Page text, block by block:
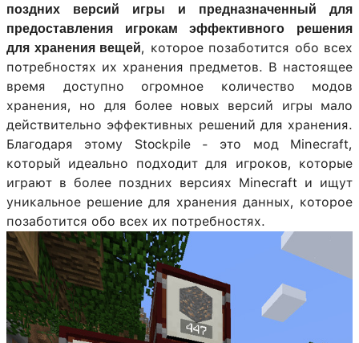
поздних версий игры и предназначенный для
предоставления игрокам эффективного решения
для хранения вещей, которое позаботится обо всех
потребностях их хранения предметов. В настоящее
время доступно огромное количество модов
хранения, но для более новых версий игры мало
действительно эффективных решений для хранения.
Благодаря этому Stockpile - это мод Minecraft,
который идеально подходит для игроков, которые
играют в более поздних версиях Minecraft и ищут
уникальное решение для хранения данных, которое
позаботится обо всех их потребностях.